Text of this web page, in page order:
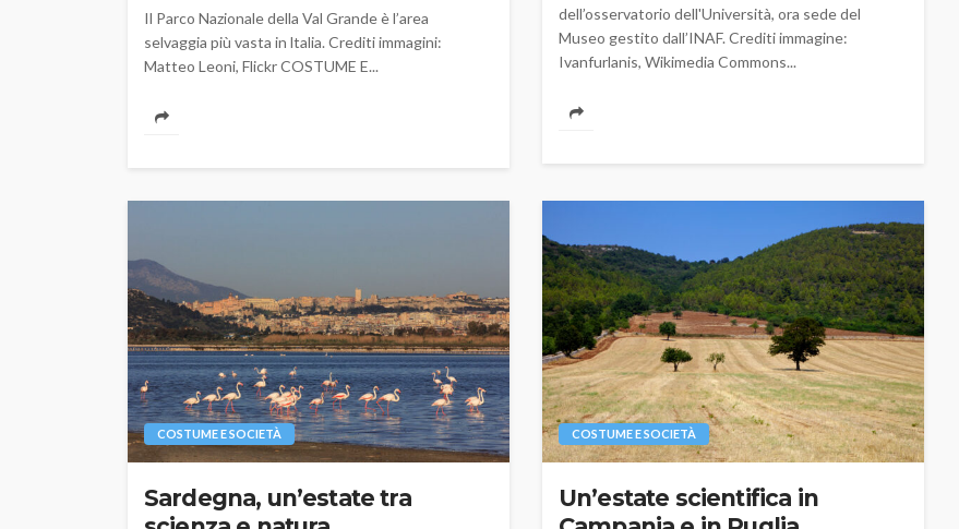
Il Parco Nazionale della Val Grande è l’area
selvaggia più vasta in ltalia. Crediti immagini:
Matteo Leoni, Flickr COSTUME E...
dell’osservatorio dell'Università, ora sede del
Museo gestito dall’INAF. Crediti immagine:
Ivanfurlanis, Wikimedia Commons...
COSTUME E SOCIETÀ
Sardegna, un’estate tra
COSTUME E SOCIETÀ
Un’estate scientifica in